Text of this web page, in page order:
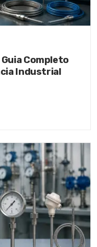
Completo
Industrial